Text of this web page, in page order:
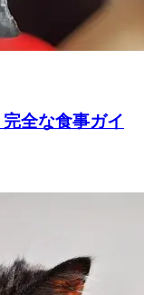
全な食事ガイ